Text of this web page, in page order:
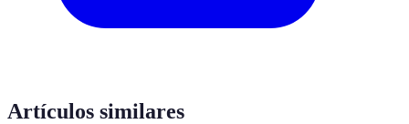
Artículos similares